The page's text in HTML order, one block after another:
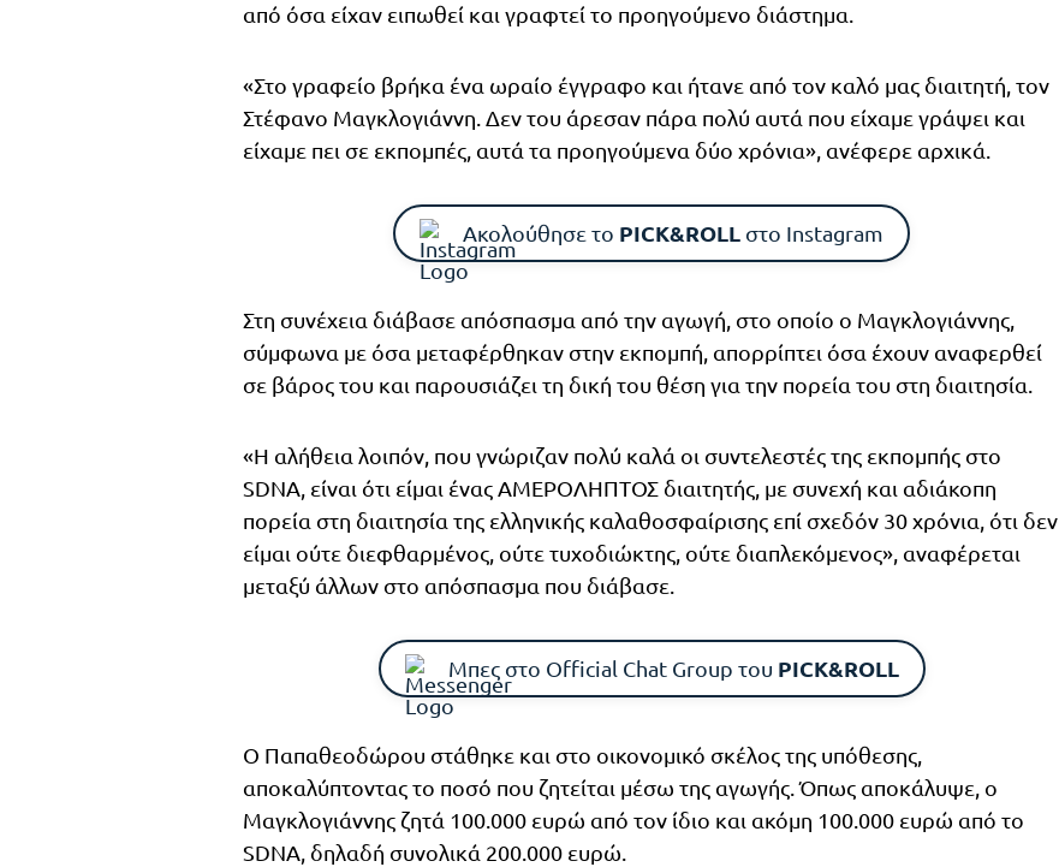
από όσα είχαν ειπωθεί και γραφτεί το προηγούμενο διάστημα.
«Στο γραφείο βρήκα ένα ωραίο έγγραφο και ήτανε από τον καλό μας διαιτητή, τον
Στέφανο Μαγκλογιάννη. Δεν του άρεσαν πάρα πολύ αυτά που είχαμε γράψει και
είχαμε πει σε εκπομπές, αυτά τα προηγούμενα δύο χρόνια», ανέφερε αρχικά.
Ακολούθησε το PICK&ROLL στο Instagram
Στη συνέχεια διάβασε απόσπασμα από την αγωγή, στο οποίο ο Μαγκλογιάννης,
σύμφωνα με όσα μεταφέρθηκαν στην εκπομπή, απορρίπτει όσα έχουν αναφερθεί
σε βάρος του και παρουσιάζει τη δική του θέση για την πορεία του στη διαιτησία.
«Η αλήθεια λοιπόν, που γνώριζαν πολύ καλά οι συντελεστές της εκπομπής στο
SDNA, είναι ότι είμαι ένας ΑΜΕΡΟΛΗΠΤΟΣ διαιτητής, με συνεχή και αδιάκοπη
πορεία στη διαιτησία της ελληνικής καλαθοσφαίρισης επί σχεδόν 30 χρόνια, ότι δεν
είμαι ούτε διεφθαρμένος, ούτε τυχοδιώκτης, ούτε διαπλεκόμενος», αναφέρεται
μεταξύ άλλων στο απόσπασμα που διάβασε.
Μπες στο Official Chat Group του PICK&ROLL
Ο Παπαθεοδώρου στάθηκε και στο οικονομικό σκέλος της υπόθεσης,
αποκαλύπτοντας το ποσό που ζητείται μέσω της αγωγής. Όπως αποκάλυψε, ο
Μαγκλογιάννης ζητά 100.000 ευρώ από τον ίδιο και ακόμη 100.000 ευρώ από το
SDNA, δηλαδή συνολικά 200.000 ευρώ.